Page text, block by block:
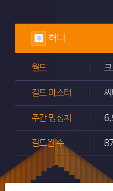
허니
월드
길드 마스터 씨
주간 명성치
길드원 수